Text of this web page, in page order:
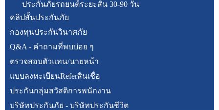
ประกันภัยรถยนต์ระยะสั้น 30-90 วัน
คลิปสั้นประกันภัย
กองทุนประกันวินาศภัย
Q&A - คำถามที่พบบ่อย ๆ
ตรวจสอบตัวแทน/นายหน้า
แบบลงทะเบียนReferสินเชื่อ
ประกันกลุ่มสวัสดิการพนักงาน
บริษัทประกันภัย - บริษัทประกันชีวิต